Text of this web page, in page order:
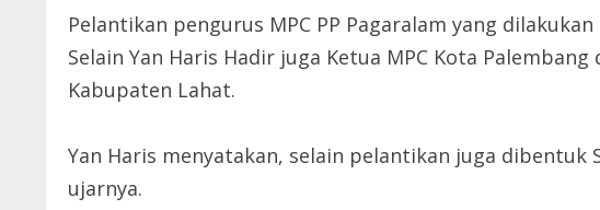
Pelantikan pengurus MPC PP Pagaralam yang
Selain Yan Haris Hadir juga Ketua MPC Kota
Kabupaten Lahat.
Yan Haris menyatakan, selain pelantikan juga dibentuk
ujarnya.